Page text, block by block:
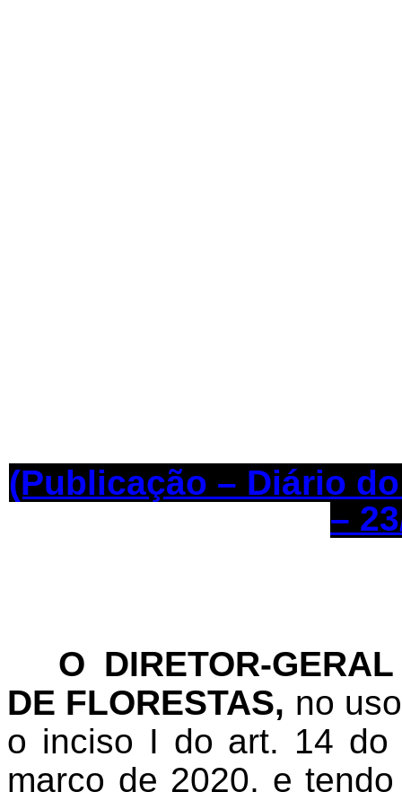
(Publicação – Diário
–
O DIRETOR-
DE FLORESTAS, no
o inciso I do art. 14 do
março de 2020, e